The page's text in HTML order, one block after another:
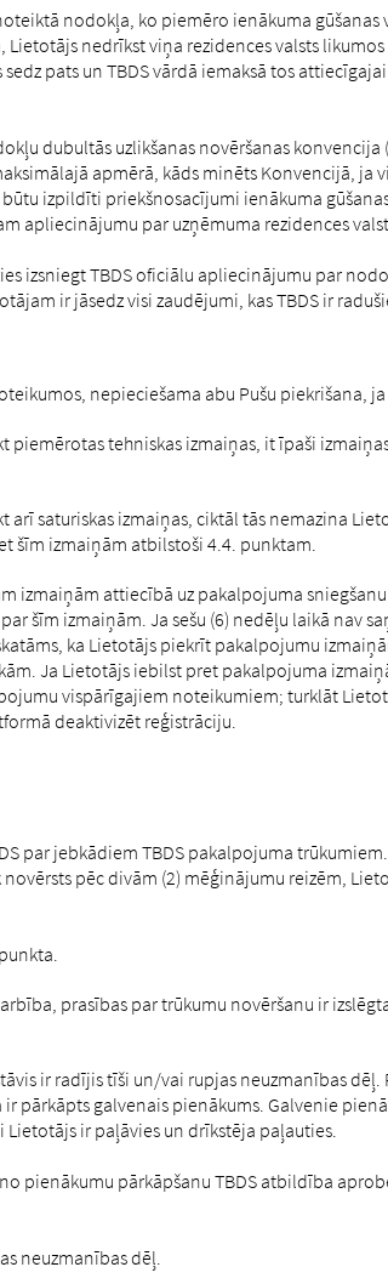
nodokļa, ko piemēro ienākuma
nedrīkst viņa rezidences valsts
pats un TBDS vārdā iemaksā tos
dubultās uzlikšanas novēršanas
apmērā, kāds minēts Konvencijā, ja
izpildīti priekšnosacījumi ienākuma
apliecinājumu par uzņēmuma rezidences
izsniegt TBDS oficiālu apliecinājumu par
ir jāsedz visi zaudējumi, kas TBDS ir
nepieciešama abu Pušu piekrišana,
piemērotas tehniskas izmaiņas, it īpaši
arī saturiskas izmaiņas, ciktāl tās nemazina
šīm izmaiņām atbilstoši 4.4. punktam.
izmaiņām attiecībā uz pakalpojuma
šīm izmaiņām. Ja sešu (6) nedēļu laikā nav
ka Lietotājs piekrīt pakalpojumu
Ja Lietotājs iebilst pret pakalpojuma
vispārīgajiem noteikumiem; turklāt
deaktivizēt reģistrāciju.
par jebkādiem TBDS pakalpojuma
pēc divām (2) mēģinājumu reizēm,
prasības par trūkumu novēršanu ir
ir radījis tīši un/vai rupjas neuzmanības
pārkāpts galvenais pienākums. Galvenie
ir paļāvies un drīkstēja paļauties.
pienākumu pārkāpšanu TBDS atbildība
neuzmanības dēļ.